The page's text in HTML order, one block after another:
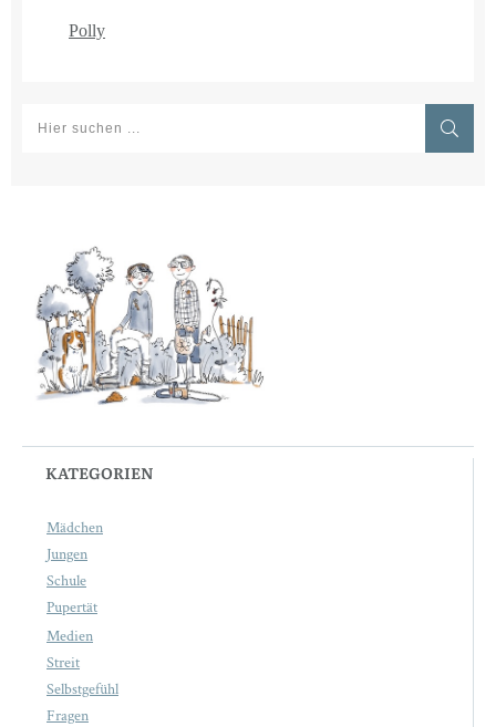
Polly
KATEGORIEN
Mädchen
Jungen
Schule
Pupertät
Medien
Streit
Selbstgefühl
Fragen